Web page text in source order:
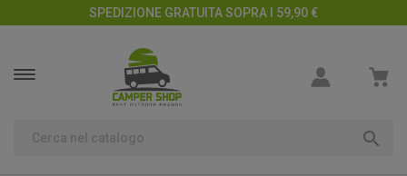
SPEDIZIONE GRATUITA SOPRA I 59,90 €
